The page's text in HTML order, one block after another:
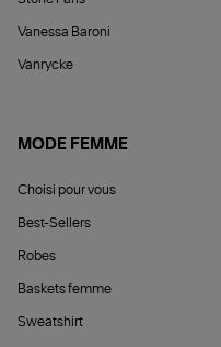
Vanessa Baroni
Vanrycke
MODE FEMME
Choisi pour vous
Best-Sellers
Robes
Baskets femme
Sweatshirt